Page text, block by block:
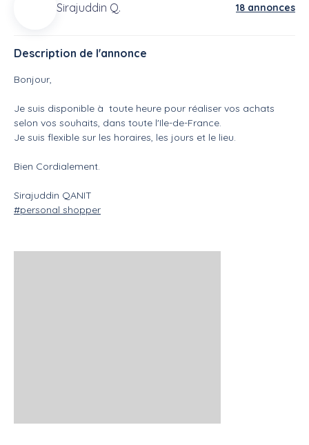
Sirajuddin Q. 18 annonces
Description de l'annonce
Bonjour,
Je suis disponible à toute heure pour réaliser vos achats
selon vos souhaits, dans toute l'Ile-de-France.
Je suis flexible sur les horaires, les jours et le lieu.
Bien Cordialement.
Sirajuddin QANIT
#personal shopper